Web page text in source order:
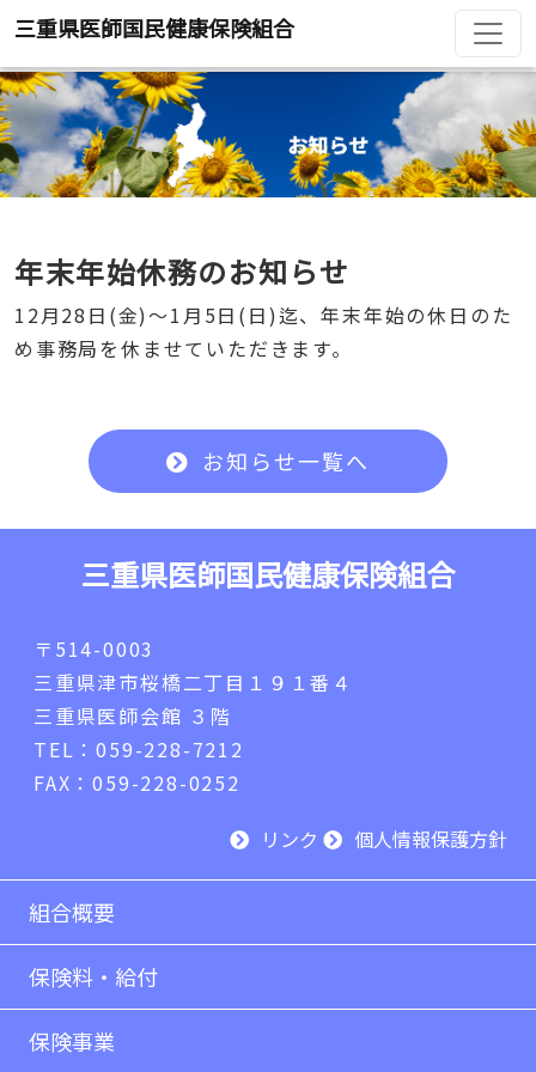
三重県医師国民健康保険組合
年末年始休務のお知らせ
12月28日(金)～1月5日(日)迄、年末年始の休日のた
め事務局を休ませていただきます。
お知らせ一覧へ
三重県医師国民健康保険組合
〒514-0003
三重県津市桜橋二丁目１９１番４
三重県医師会館 ３階
TEL：059-228-7212
FAX：059-228-0252
リンク
個人情報保護方針
組合概要
保険料・給付
保険事業